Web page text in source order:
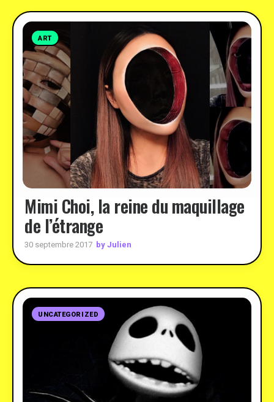
ART
Mimi Choi, la reine du maquillage
de l’étrange
30 septembre 2017 by Julien
UNCATEGORIZED